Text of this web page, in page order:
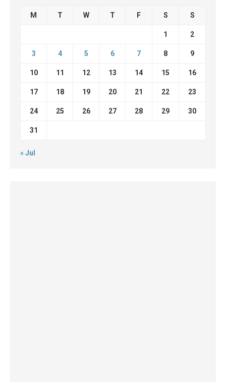
M T W T F S S
1 2
3 4 5 6 7 8 9
10 11 12 13 14 15 16
17 18 19 20 21 22 23
24 25 26 27 28 29 30
31
« Jul